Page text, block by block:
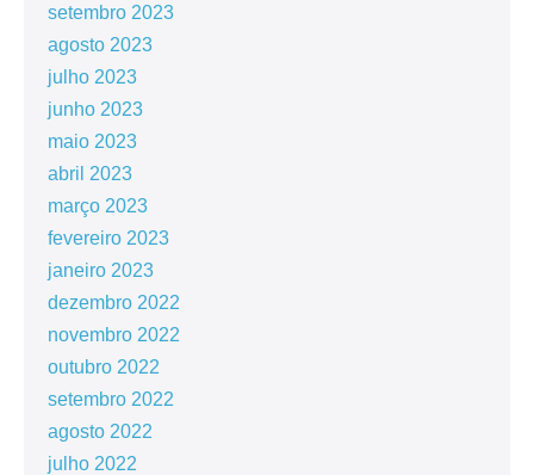
setembro 2023
agosto 2023
julho 2023
junho 2023
maio 2023
abril 2023
março 2023
fevereiro 2023
janeiro 2023
dezembro 2022
novembro 2022
outubro 2022
setembro 2022
agosto 2022
julho 2022